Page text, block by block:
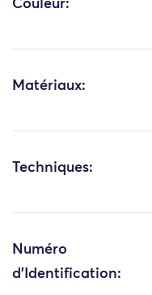
Couleur:
Matériaux:
Techniques:
Numéro
d'Identification: